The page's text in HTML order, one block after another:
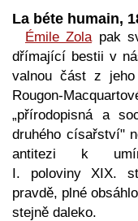
La béte humain,
Émile Zola pak
dřímající bestii v
valnou část z
Rougon-
„přírodopisná a
druhého císařství"
antitezi k
I. poloviny XIX.
pravdě, plné
stejně daleko.